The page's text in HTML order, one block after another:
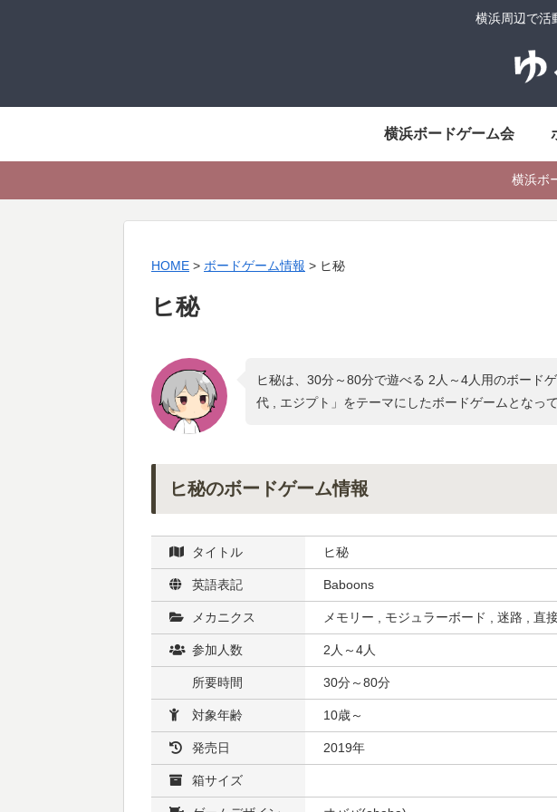
横浜周辺で活
横浜ボードゲーム会
横浜ボ
HOME > ボードゲーム情報 > ヒ秘
ヒ秘
ヒ秘は、30分～80分で遊べる 2人～4人用のボード
代 , エジプト 」をテーマにしたボードゲームとなって
ヒ秘のボードゲーム情報
タイトル ヒ秘
英語表記 Baboons
メカニクス メモリー , モジュラーボード , 迷路 , 直
参加人数 2人～4人
所要時間 30分～80分
対象年齢 10歳～
発売日 2019年
箱サイズ